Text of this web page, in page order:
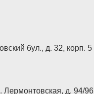
бул., д. 32, корп. 5
Лермонтовская, д. 94/96